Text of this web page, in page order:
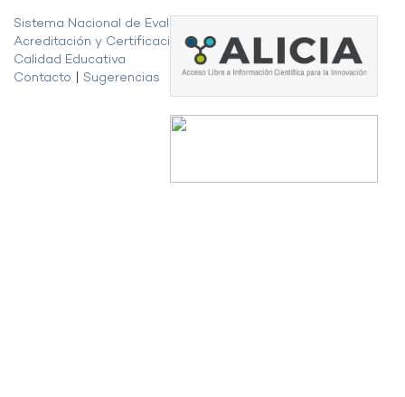
Sistema Nacional de Evaluación,
Acreditación y Certificación de la
Calidad Educativa
Contacto
Sugerencias